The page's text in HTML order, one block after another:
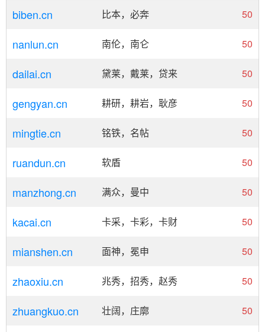
biben.cn 比本，必奔 50
nanlun.cn 南伦，南仑 50
dailai.cn 黛莱，戴莱，贷来 50
gengyan.cn 耕研，耕岩，耿彦 50
mingtie.cn 铭铁，名帖 50
ruandun.cn 软盾 50
manzhong.cn 满众，曼中 50
kacai.cn 卡采，卡彩，卡财 50
mianshen.cn 面神，冕申 50
zhaoxiu.cn 兆秀，招秀，赵秀 50
zhuangkuo.cn 壮阔，庄廓 50